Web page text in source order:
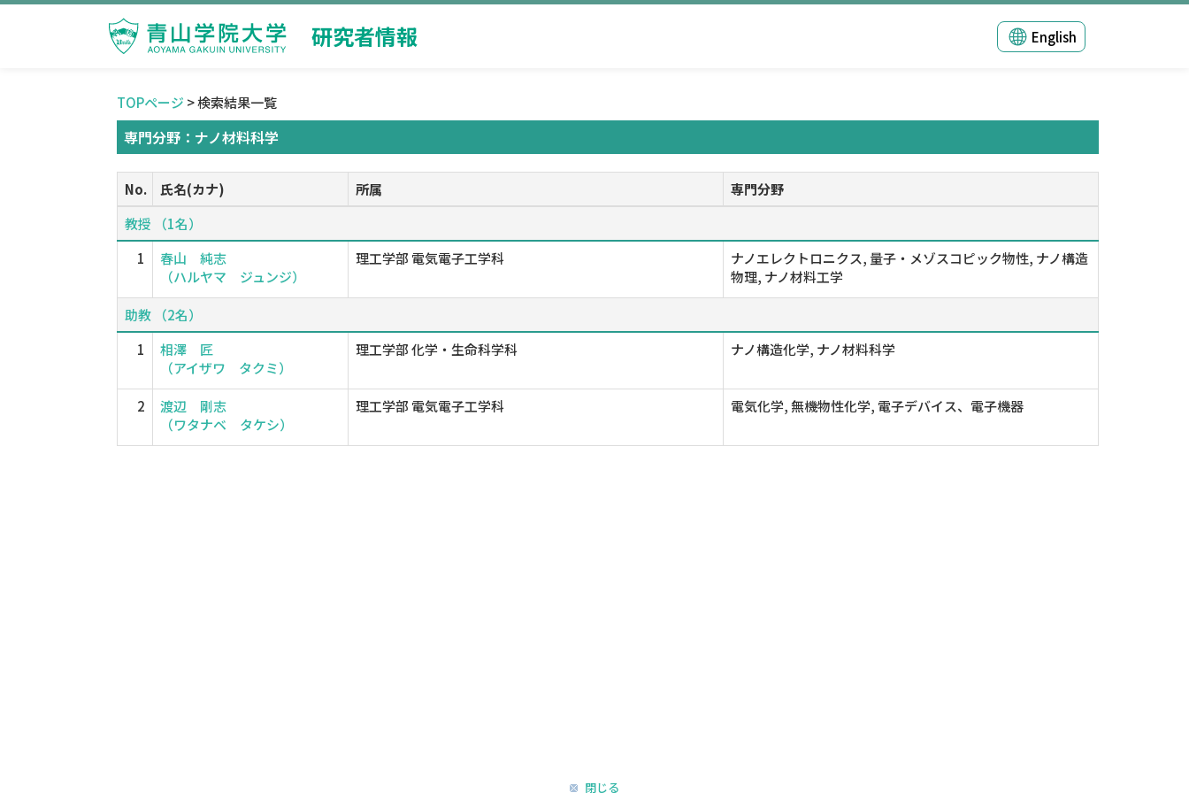
研究者情報 English
TOPページ > 検索結果一覧
専門分野：ナノ材料科学
No. 氏名(カナ) 所属
専門分野
教授 （1名）
1
春山 純志
（ハルヤマ ジュンジ）
理工学部 電気電子工学科
ナノエレクトロニクス, 量子・メゾスコピック物性, ナノ構造
物理, ナノ材料工学
助教 （2名）
1
相澤 匠
（アイザワ タクミ）
理工学部 化学・生命科学科 ナノ構造化学, ナノ材料科学
2
渡辺 剛志
（ワタナベ タケシ）
理工学部 電気電子工学科 電気化学, 無機物性化学, 電子デバイス、電子機器
閉じる